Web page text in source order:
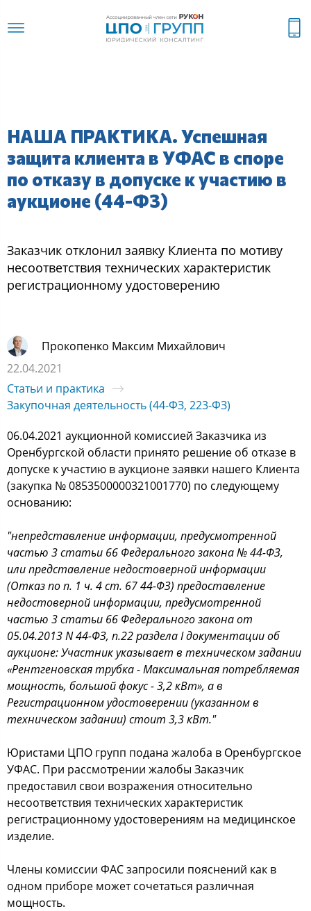
НАША ПРАКТИКА. Успешная
защита клиента в УФАС в споре
по отказу в допуске к участию в
аукционе (44-ФЗ)
Заказчик отклонил заявку Клиента по мотиву
несоответствия технических характеристик
регистрационному удостоверению
Прокопенко Максим Михайлович
22.04.2021
Статьи и практика
Закупочная деятельность (44-ФЗ, 223-ФЗ)
06.04.2021 аукционной комиссией Заказчика из
Оренбургской области принято решение об отказе в
допуске к участию в аукционе заявки нашего Клиента
(закупка № 0853500000321001770) по следующему
основанию:
"непредставление информации, предусмотренной
частью 3 статьи 66 Федерального закона № 44-ФЗ,
или представление недостоверной информации
(Отказ по п. 1 ч. 4 ст. 67 44-ФЗ) предоставление
недостоверной информации, предусмотренной
частью 3 статьи 66 Федерального закона от
05.04.2013 N 44-ФЗ, п.22 раздела I документации об
аукционе: Участник указывает в техническом задании
«Рентгеновская трубка - Максимальная потребляемая
мощность, большой фокус - 3,2 кВт», а в
Регистрационном удостоверении (указанном в
техническом задании) стоит 3,3 кВт."
Юристами ЦПО групп подана жалоба в Оренбургское
УФАС. При рассмотрении жалобы Заказчик
предоставил свои возражения относительно
несоответствия технических характеристик
регистрационному удостоверениям на медицинское
изделие.
Члены комиссии ФАС запросили пояснений как в
одном приборе может сочетаться различная
мощность.